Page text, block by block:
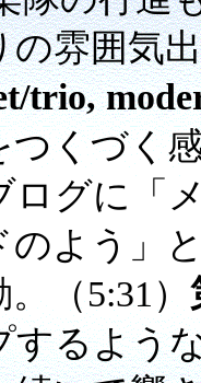
雰囲気
trio,
つくづく
ログに「
のよう」
（5:31）
するよう